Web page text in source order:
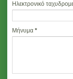
Ηλεκτρονικό
Μήνυμα *